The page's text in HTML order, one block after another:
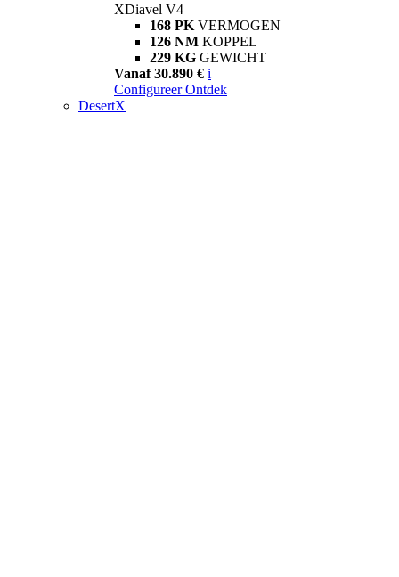
XDiavel V4
168 PK VERMOGEN
126 NM KOPPEL
229 KG GEWICHT
Vanaf 30.890 € i
Configureer Ontdek
DesertX